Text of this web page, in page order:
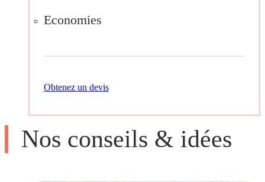
Economies
Obtenez un devis
Nos conseils & idées